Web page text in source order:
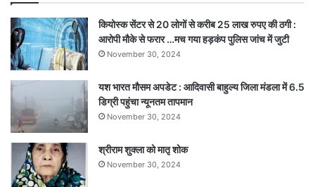
कियोस्क सेंटर से 20 लोगों से करीब 25 लाख रुपए की ठगी :
आरोपी मौके से फरार …मच गया हड़कंप पुलिस जांच में जुटी
November 30, 2024
यश भारत मौसम अपडेट : आदिवासी बाहुल्य जिला मंडला में 6.5
डिग्री पहुंचा न्यूनतम तापमान
November 30, 2024
श्रीराम शुक्ला को मातृ शोक
November 30, 2024